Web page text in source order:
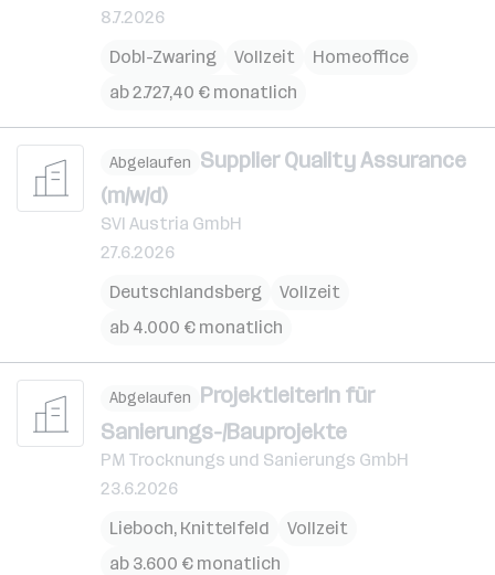
8.7.2026
Dobl-Zwaring
Vollzeit
Homeoffice
ab 2.727,40 € monatlich
Abgelaufen Supplier Quality Assurance
(m/w/d)
SVI Austria GmbH
27.6.2026
Deutschlandsberg
Vollzeit
ab 4.000 € monatlich
Abgelaufen ProjektleiterIn für
Sanierungs-/Bauprojekte
PM Trocknungs und Sanierungs GmbH
23.6.2026
Lieboch, Knittelfeld
Vollzeit
ab 3.600 € monatlich